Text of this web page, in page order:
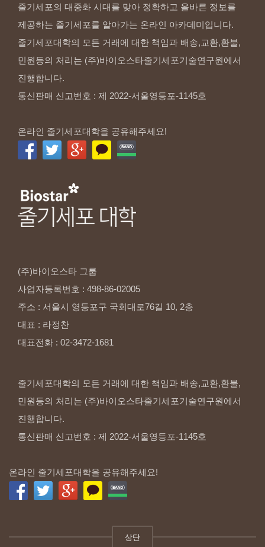
줄기세포의 대중화 시대를 맞아 정확하고 올바른 정보를
제공하는 줄기세포를 알아가는 온라인 아카데미입니다.
줄기세포대학의 모든 거래에 대한 책임과 배송,교환,환불,
민원등의 처리는 (주)바이오스타줄기세포기술연구원에서
진행합니다.
통신판매 신고번호 : 제 2022-서울영등포-1145호
온라인 줄기세포대학을 공유해주세요!
(주)바이오스타 그룹
사업자등록번호 : 498-86-02005
주소 : 서울시 영등포구 국회대로76길 10, 2층
대표 : 라정찬
대표전화 : 02-3472-1681
줄기세포대학의 모든 거래에 대한 책임과 배송,교환,환불,
민원등의 처리는 (주)바이오스타줄기세포기술연구원에서
진행합니다.
통신판매 신고번호 : 제 2022-서울영등포-1145호
온라인 줄기세포대학을 공유해주세요!
상단